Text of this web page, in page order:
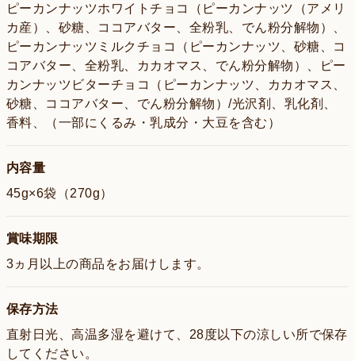
ピーカンナッツホワイトチョコ（ピーカンナッツ（アメリ
カ産）、砂糖、ココアバター、全粉乳、でん粉分解物）、
ピーカンナッツミルクチョコ（ピーカンナッツ、砂糖、コ
コアバター、全粉乳、カカオマス、でん粉分解物）、ピー
カンナッツビターチョコ（ピーカンナッツ、カカオマス、
砂糖、ココアバター、でん粉分解物）/光沢剤、乳化剤、
香料、（一部にくるみ・乳成分・大豆を含む）
内容量
45g×6袋（270g）
賞味期限
3ヵ月以上の商品をお届けします。
保存方法
直射日光、高温多湿を避けて、28度以下の涼しい所で保存
してください。